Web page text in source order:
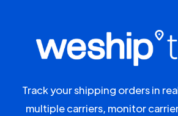
Track your shipping orders in
multiple carriers, monitor